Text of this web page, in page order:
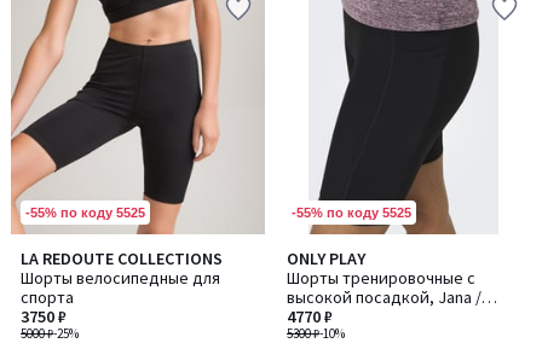
-55% по коду 5525
LA REDOUTE COLLECTIONS
Шорты велосипедные для
спорта
5000 ₽-25%
3750 ₽
-55% по коду 5525
ONLY PLAY
Шорты тренировочные с
высокой посадкой, Jana /
Джана
5300 ₽-10%
4770 ₽
5
/
5